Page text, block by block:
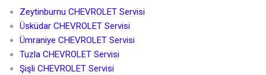
Zeytinburnu CHEVROLET Servisi
Üsküdar CHEVROLET Servisi
Ümraniye CHEVROLET Servisi
Tuzla CHEVROLET Servisi
Şişli CHEVROLET Servisi